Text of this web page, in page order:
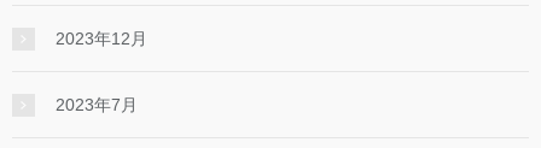
2023年12月
2023年7月